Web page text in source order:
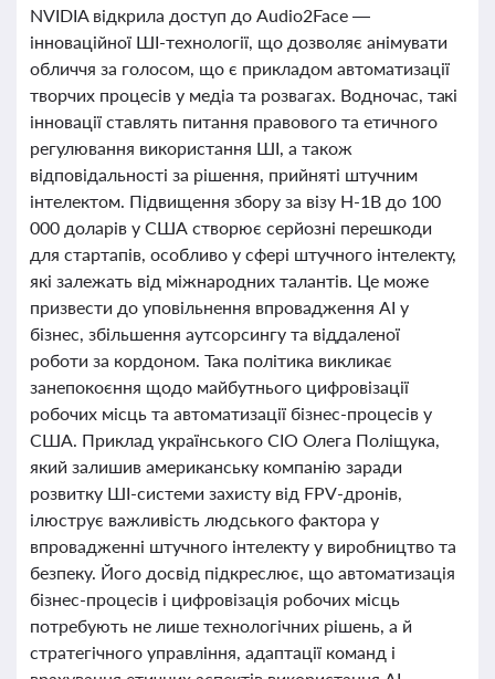
NVIDIA відкрила доступ до Audio2Face —
інноваційної ШІ-технології, що дозволяє анімувати
обличчя за голосом, що є прикладом автоматизації
творчих процесів у медіа та розвагах. Водночас, такі
інновації ставлять питання правового та етичного
регулювання використання ШІ, а також
відповідальності за рішення, прийняті штучним
інтелектом. Підвищення збору за візу H-1B до 100
000 доларів у США створює серйозні перешкоди
для стартапів, особливо у сфері штучного інтелекту,
які залежать від міжнародних талантів. Це може
призвести до уповільнення впровадження АІ у
бізнес, збільшення аутсорсингу та віддаленої
роботи за кордоном. Така політика викликає
занепокоєння щодо майбутнього цифровізації
робочих місць та автоматизації бізнес-процесів у
США. Приклад українського CIO Олега Поліщука,
який залишив американську компанію заради
розвитку ШІ-системи захисту від FPV-дронів,
ілюструє важливість людського фактора у
впровадженні штучного інтелекту у виробництво та
безпеку. Його досвід підкреслює, що автоматизація
бізнес-процесів і цифровізація робочих місць
потребують не лише технологічних рішень, а й
стратегічного управління, адаптації команд і